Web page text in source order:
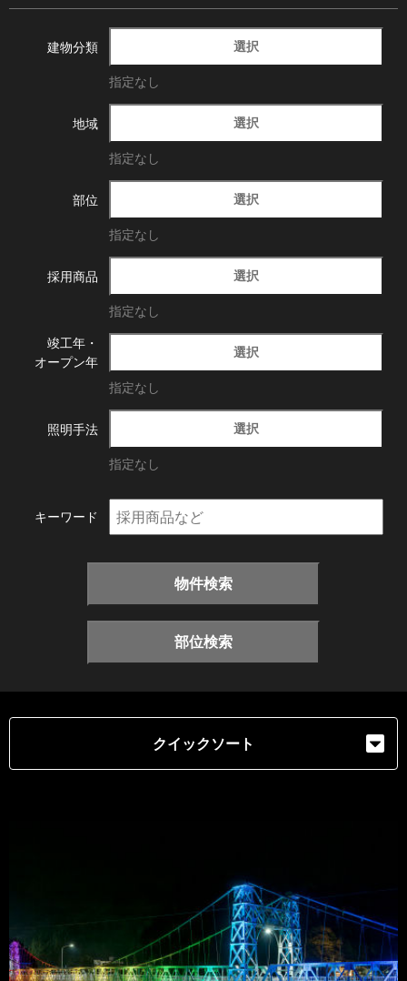
建物分類 選択
指定なし
地域 選択
指定なし
部位 選択
指定なし
採用商品 選択
指定なし
竣工年・
オープン年
選択
指定なし
照明手法 選択
指定なし
キーワード
物件検索
部位検索
クイックソート